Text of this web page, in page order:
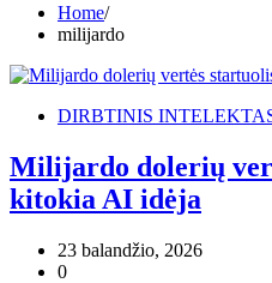
Home
milijardo
DIRBTINIS
Milijardo dolerių
kitokia AI idėja
23 balandžio, 2026
0